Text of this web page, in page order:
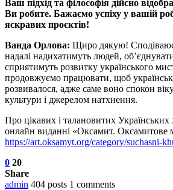
Ваш підхід та філософія дійсно
Ви робите. Бажаємо успіху у вашій
яскравих проєктів!
Ванда Орлова: Щиро дякую!
надалі надихатимуть людей,
сприятимуть розвитку українського
продовжуємо працювати, щоб
розвивалося, адже саме воно спокон
культури і джерелом натхнення.
Про цікавих і талановитих
онлайн виданні «Оксамит. Оксамитове
https://art.oksamyt.org/category/suchasni-
0 20
Share
admin 404 posts 1 comments